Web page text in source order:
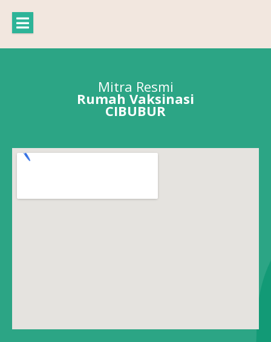
Mitra Resmi
Rumah Vaksinasi
CIBUBUR